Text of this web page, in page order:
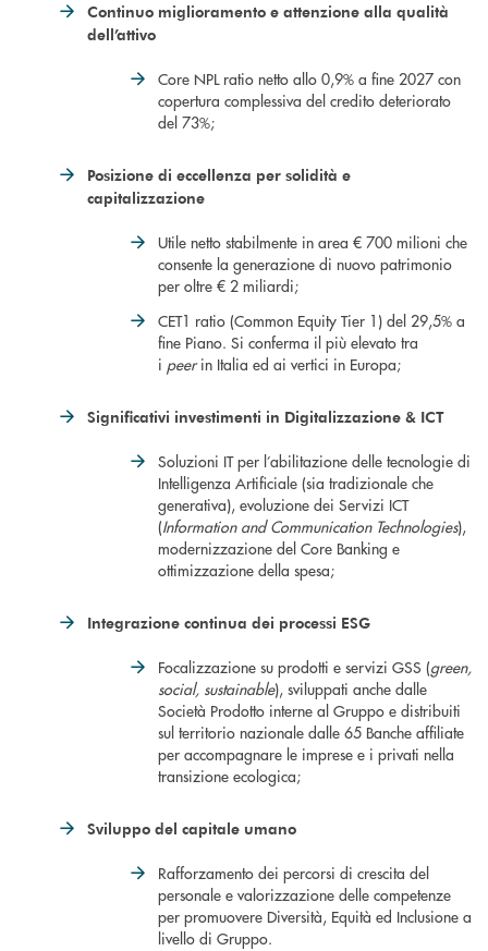
Continuo miglioramento e attenzione alla qualità
dell’attivo
Core NPL ratio netto allo 0,9% a fine 2027 con
copertura complessiva del credito deteriorato
del 73%;
Posizione di eccellenza per solidità e
capitalizzazione
Utile netto stabilmente in area € 700 milioni che
consente la generazione di nuovo patrimonio
per oltre € 2 miliardi;
CET1 ratio (Common Equity Tier 1) del 29,5% a
fine Piano. Si conferma il più elevato tra
i peerin Italia ed ai vertici in Europa;
Significativi investimenti in Digitalizzazione & ICT
Soluzioni IT per l’abilitazione delle tecnologie di
Intelligenza Artificiale (sia tradizionale che
generativa), evoluzione dei Servizi ICT
(Information and Communication Technologies),
modernizzazione del Core Banking e
ottimizzazione della spesa;
Integrazione continua dei processi ESG
Focalizzazione su prodotti e servizi GSS (green,
social, sustainable), sviluppati anche dalle
Società Prodotto interne al Gruppo e distribuiti
sul territorio nazionale dalle 65 Banche affiliate
per accompagnare le imprese e i privati nella
transizione ecologica;
Sviluppo del capitale umano
Rafforzamento dei percorsi di crescita del
personale e valorizzazione delle competenze
per promuovere Diversità, Equità ed Inclusione a
livello di Gruppo.